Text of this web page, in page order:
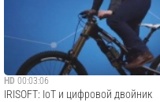
HD 00:03:06
IRISOFT: IoT и цифровой двойник